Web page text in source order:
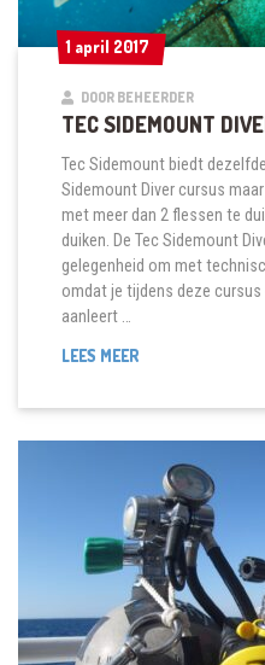
1 april 2017
1 april 2017
DOOR BEHEERDER
TEC SIDEMOUNT
Tec Sidemount biedt
Sidemount Diver cursus
met meer dan 2 flessen te
duiken. De Tec Sidemount
gelegenheid om met
omdat je tijdens deze cursus
aanleert …
LEES MEERTEC